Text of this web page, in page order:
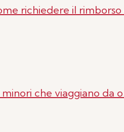
richiedere il rimborso
che viaggiano da